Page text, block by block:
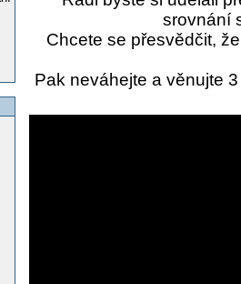
srovnání
Chcete se přesvědčit,
Pak neváhejte a věnujte